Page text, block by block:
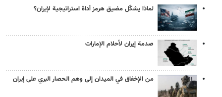
لماذا يشكّل مضيق هرمز أداة استراتيجية لإيران؟
صدمة إيران لأحلام الإمارات
من الإخفاق في الميدان إلى وهم الحصار البري على إيران